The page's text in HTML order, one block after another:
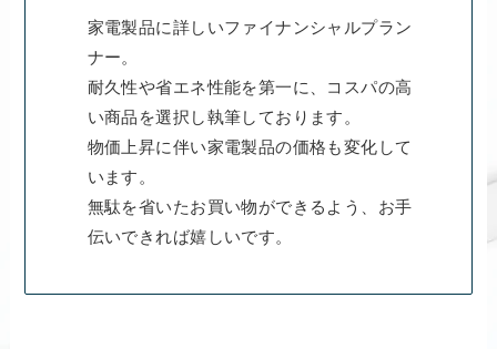
家電製品に詳しいファイナンシャルプラン
ナー。
耐久性や省エネ性能を第一に、コスパの高
い商品を選択し執筆しております。
物価上昇に伴い家電製品の価格も変化して
います。
無駄を省いたお買い物ができるよう、お手
伝いできれば嬉しいです。